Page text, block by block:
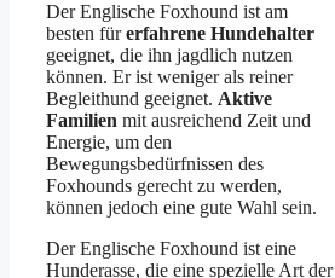
Der Englische Foxhound ist am
besten fürerfahrene Hundehalter
geeignet, die ihn jagdlich nutzen
können. Er ist weniger als reiner
Begleithund geeignet. Aktive
Familien mit ausreichend Zeit und
Energie, um den
Bewegungsbedürfnissen des
Foxhounds gerecht zu werden,
können jedoch eine gute Wahl sein.
Der Englische Foxhound ist eine
Hunderasse, die eine spezielle Art der